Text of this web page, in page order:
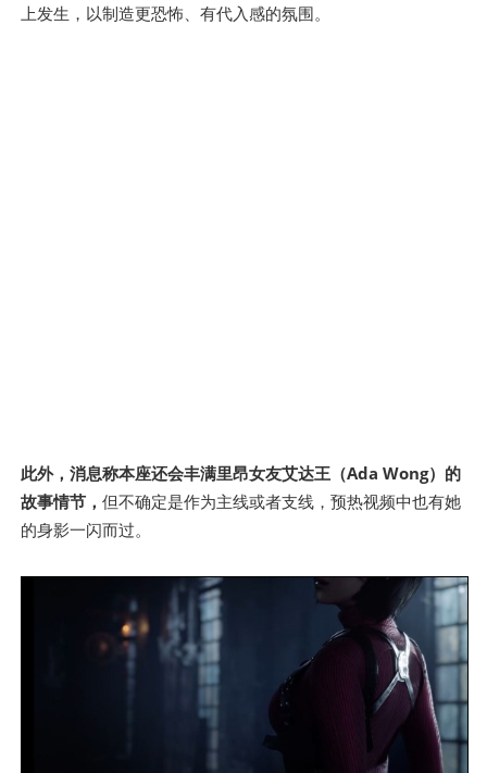
上发生，以制造更恐怖、有代入感的氛围。
此外，消息称本座还会丰满里昂女友艾达王（Ada Wong）的
故事情节， 但不确定是作为主线或者支线，预热视频中也有她
的身影一闪而过。